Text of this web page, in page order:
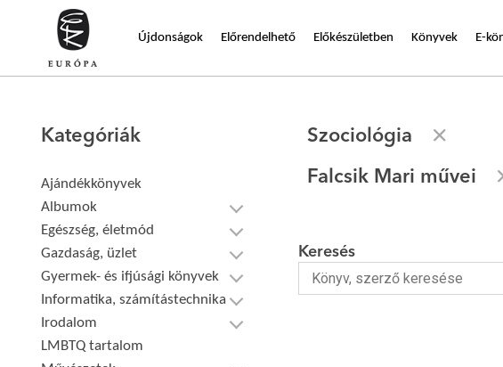
Újdonságok Előrendelhető Előkészületben Könyvek E-
Kategóriák
Ajándékkönyvek
Albumok
Egészség, életmód
Gazdaság, üzlet
Gyermek- és ifjúsági könyvek
Informatika, számítástechnika
Irodalom
LMBTQ tartalom
Szociológia
Falcsik Mari művei
Keresés